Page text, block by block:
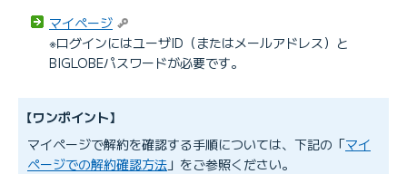
マイページ
※ログインにはユーザID（またはメールアドレス）と
BIGLOBEパスワードが必要です。
【ワンポイント】
マイページで解約を確認する手順については、下記の「マイ
ページでの解約確認方法 」をご参照ください。